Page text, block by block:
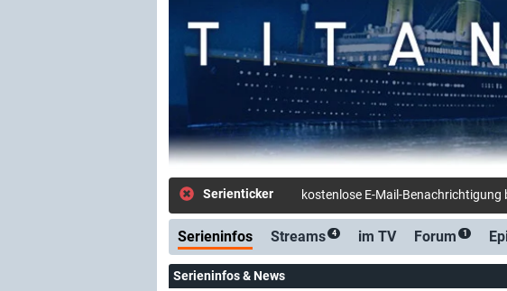
Serienticker kostenlose E-Mail-Benachrichtigung
Serieninfos Streams 4 im TV Forum 1
Serieninfos & News